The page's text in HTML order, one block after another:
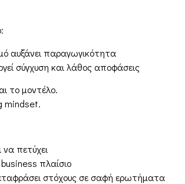
αυξάνει παραγωγικότητα
σύγχυση και λάθος αποφάσεις
το μοντέλο.
mindset.
να πετύχει
πλαίσιο
στόχους σε σαφή ερωτήματα